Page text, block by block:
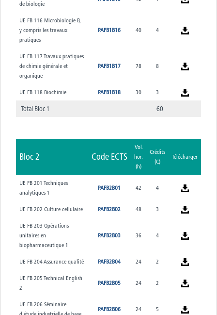
de biologie
UE FB 116 Microbiologie B,
y compris les travaux
pratiques
PAFB1B16 40 4
UE FB 117 Travaux pratiques
de chimie générale et
organique
PAFB1B17 78 8
UE FB 118 Biochimie PAFB1B18 30 3
Total Bloc 1 60
Bloc 2 Code ECTS
Vol.
hor.
(h)
Crédits
(C)
Télécharger
UE FB 201 Techniques
analytiques 1
PAFB2B01 42 4
UE FB 202 Culture cellulaire PAFB2B02 48 3
UE FB 203 Opérations
unitaires en
biopharmaceutique 1
PAFB2B03 36 4
UE FB 204 Assurance qualité PAFB2B04 24 2
UE FB 205 Technical English
2
PAFB2B05 24 2
UE FB 206 Séminaire
PAFB2B06 24 5